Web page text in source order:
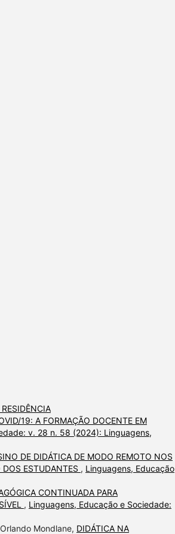
19: A FORMAÇÃO DOCENTE EM
v. 28 n. 58 (2024): Linguagens,
DE DIDÁTICA DE MODO REMOTO NOS
ESTUDANTES , Linguagens, Educação
CONTINUADA PARA
, Linguagens, Educação e Sociedade:
Mondlane, DIDÁTICA NA